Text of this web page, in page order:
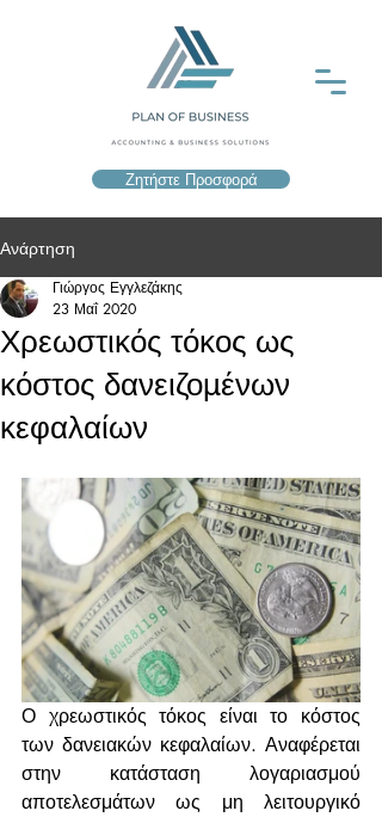
Ζητήστε Προσφορά
Ανάρτηση
Χρεωστικός τόκος ως
κόστος δανειζομένων
κεφαλαίων
Γιώργος Εγγλεζάκης
23 Μαΐ 2020
Ο χρεωστικός τόκος είναι το κόστος
των δανειακών κεφαλαίων. Αναφέρεται
στην κατάσταση λογαριασμού
αποτελεσμάτων ως μη λειτουργικό